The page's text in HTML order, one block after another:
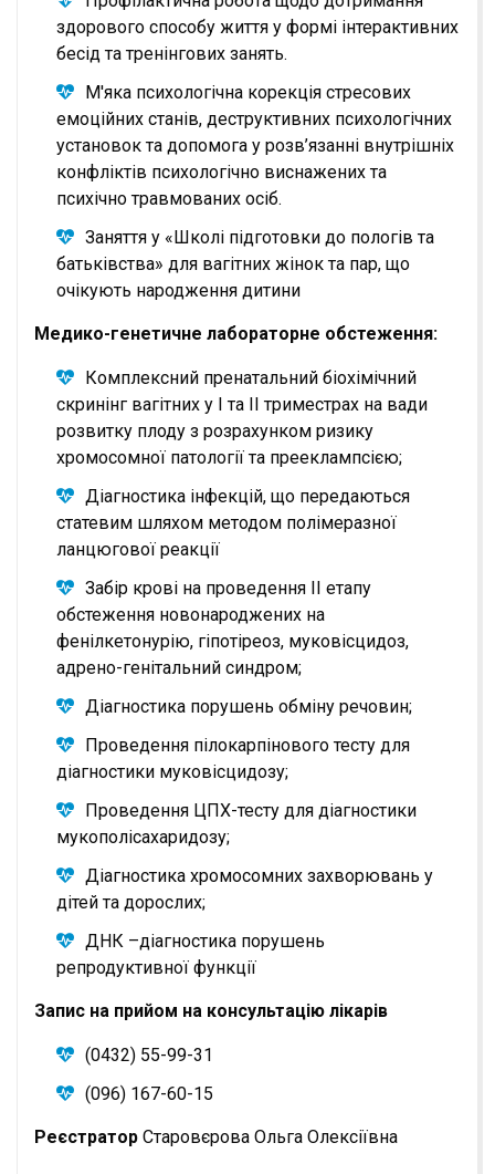
здорового способу життя у формі інтерактивних
бесід та тренінгових занять.
М'яка психологічна корекція стресових
емоційних станів, деструктивних психологічних
установок та допомога у розв’язанні внутрішніх
конфліктів психологічно виснажених та
психічно травмованих осіб.
Заняття у «Школі підготовки до пологів та
батьківства» для вагітних жінок та пар, що
очікують народження дитини
Медико-генетичне лабораторне обстеження:
Комплексний пренатальний біохімічний
скринінг вагітних у І та ІІ триместрах на вади
розвитку плоду з розрахунком ризику
хромосомної патології та прееклампсією;
Діагностика інфекцій, що передаються
статевим шляхом методом полімеразної
ланцюгової реакції
Забір крові на проведення ІІ етапу
обстеження новонароджених на
фенілкетонурію, гіпотіреоз, муковісцидоз,
адрено-генітальний синдром;
Діагностика порушень обміну речовин;
Проведення пілокарпінового тесту для
діагностики муковісцидозу;
Проведення ЦПХ-тесту для діагностики
мукополісахаридозу;
Діагностика хромосомних захворювань у
дітей та дорослих;
ДНК –діагностика порушень
репродуктивної функції
Запис на прийом на консультацію лікарів
(0432) 55-99-31
(096) 167-60-15
Реєстратор Старовєрова Ольга Олексіївна